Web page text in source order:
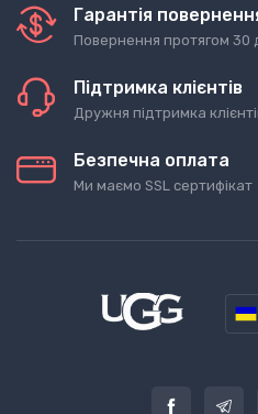
Гарантія
Повернення протягом 30
Підтримка клієнтів
Дружня підтримка
Безпечна оплата
Ми маємо SSL сертифікат